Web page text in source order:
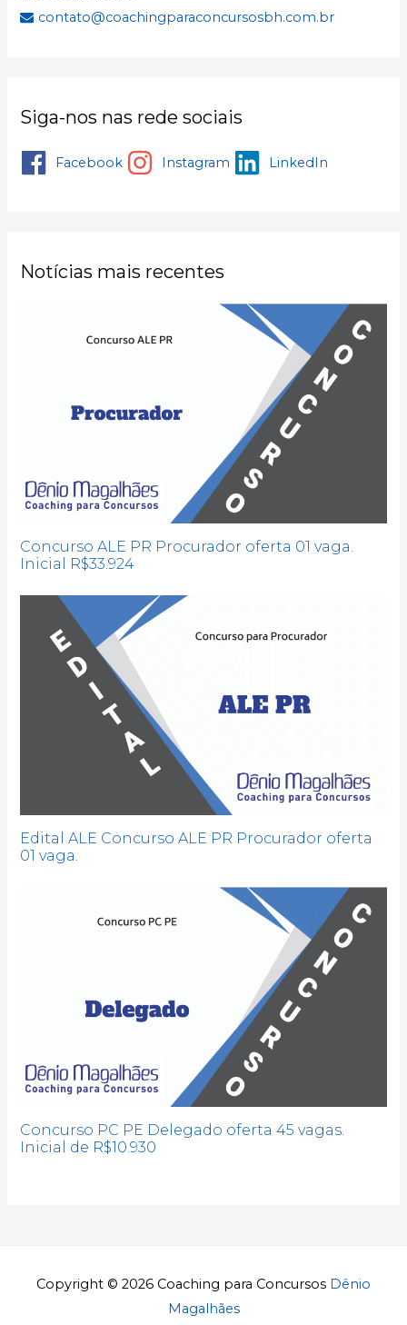
contato@coachingparaconcursosbh.com.br
Siga-nos nas rede sociais
Facebook Instagram LinkedIn
Notícias mais recentes
Concurso ALE PR Procurador oferta 01 vaga.
Inicial R$33.924
Edital ALE Concurso ALE PR Procurador oferta
01 vaga.
Concurso PC PE Delegado oferta 45 vagas.
Inicial de R$10.930
Copyright © 2026 Coaching para Concursos Dênio
Magalhães